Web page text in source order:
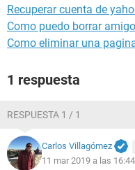
Recuperar cuenta de
Como puedo borrar
Como eliminar una
1 respuesta
RESPUESTA 1 / 1
Carlos Villagómez
11 mar 2019 a las 16:44